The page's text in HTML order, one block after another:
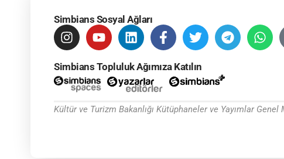
Simbians Sosyal Ağları
Simbians Topluluk Ağımıza Katılın
Kültür ve Turizm Bakanlığı Kütüphaneler ve Yayımlar